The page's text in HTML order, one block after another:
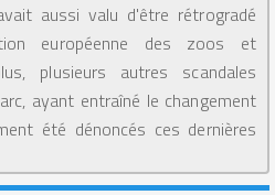
aussi valu d'être rétrogradé
européenne des zoos et
plusieurs autres scandales
ayant entraîné le changement
été dénoncés ces dernières